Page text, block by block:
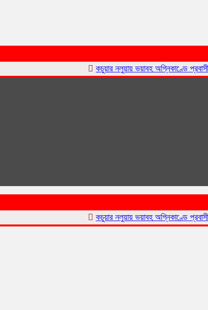
কচুয়ার নলুয়ায় ভয়াবহ অগ্নিকাণ্ডে প্রবাসীর
কচুয়ার নলুয়ায় ভয়াবহ অগ্নিকাণ্ডে প্রবাসীর